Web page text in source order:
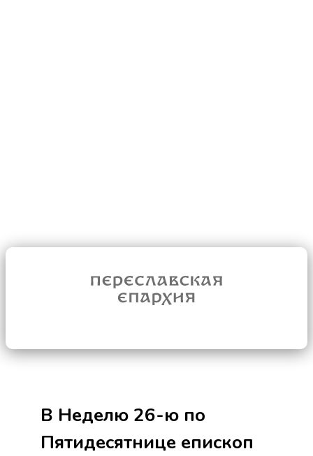
В Неделю 26-ю по
Пятидесятнице епископ